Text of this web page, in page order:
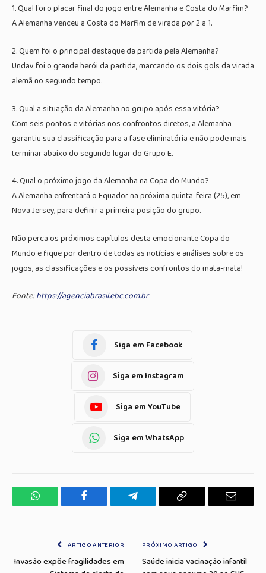
1. Qual foi o placar final do jogo entre Alemanha e Costa do Marfim?
A Alemanha venceu a Costa do Marfim de virada por 2 a 1.
2. Quem foi o principal destaque da partida pela Alemanha?
Undav foi o grande herói da partida, marcando os dois gols da virada
alemã no segundo tempo.
3. Qual a situação da Alemanha no grupo após essa vitória?
Com seis pontos e vitórias nos confrontos diretos, a Alemanha
garantiu sua classificação para a fase eliminatória e não pode mais
terminar abaixo do segundo lugar do Grupo E.
4. Qual o próximo jogo da Alemanha na Copa do Mundo?
A Alemanha enfrentará o Equador na próxima quinta-feira (25), em
Nova Jersey, para definir a primeira posição do grupo.
Não perca os próximos capítulos desta emocionante Copa do
Mundo e fique por dentro de todas as notícias e análises sobre os
jogos, as classificações e os possíveis confrontos do mata-mata!
Fonte:https://agenciabrasil.ebc.com.br
Siga em Facebook
Siga em Instagram
Siga em YouTube
Siga em WhatsApp
WhatsApp Facebook Telegrama Copiar
E-
ARTIGO ANTERIOR
Invasão expõe fragilidades em
PRÓXIMO ARTIGO
Saúde inicia vacinação infantil